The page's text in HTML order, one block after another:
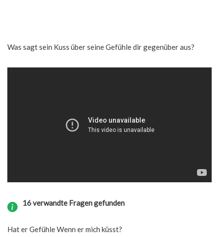
Was sagt sein Kuss über seine Gefühle dir gegenüber aus?
16 verwandte Fragen gefunden
Hat er Gefühle Wenn er mich küsst?